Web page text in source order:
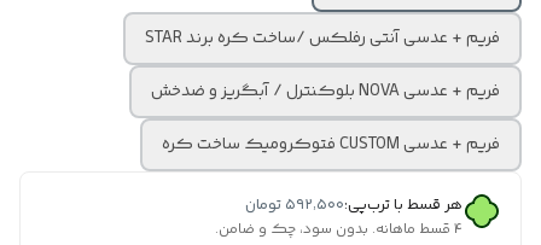
فریم + عدسی آنتی رفلکس /ساخت کره برند STAR
فریم + عدسی NOVA بلوکنترل / آبگریز و ضدخش
فریم + عدسی CUSTOM فتوکرومیک ساخت کره
هر قسط با ترب‌پی:۵۹۲٬۵۰۰ تومان
۴ قسط ماهانه. بدون سود، چک و ضامن.